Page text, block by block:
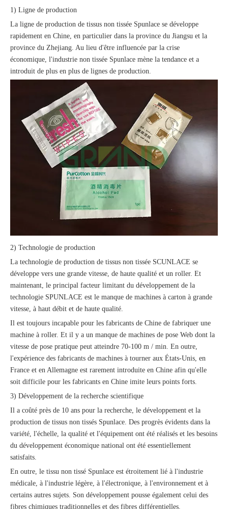
1) Ligne de production
La ligne de production de tissus non tissée Spunlace se développe
rapidement en Chine, en particulier dans la province du Jiangsu et la
province du Zhejiang. Au lieu d'être influencée par la crise
économique, l'industrie non tissée Spunlace mène la tendance et a
introduit de plus en plus de lignes de production.
2) Technologie de production
La technologie de production de tissus non tissée SCUNLACE se
développe vers une grande vitesse, de haute qualité et un roller. Et
maintenant, le principal facteur limitant du développement de la
technologie SPUNLACE est le manque de machines à carton à grande
vitesse, à haut débit et de haute qualité.
Il est toujours incapable pour les fabricants de Chine de fabriquer une
machine à roller. Et il y a un manque de machines de pose Web dont la
vitesse de pose pratique peut atteindre 70-100 m / min. En outre,
l'expérience des fabricants de machines à tourner aux États-Unis, en
France et en Allemagne est rarement introduite en Chine afin qu'elle
soit difficile pour les fabricants en Chine imite leurs points forts.
3) Développement de la recherche scientifique
Il a coûté près de 10 ans pour la recherche, le développement et la
production de tissus non tissés Spunlace. Des progrès évidents dans la
variété, l'échelle, la qualité et l'équipement ont été réalisés et les besoins
du développement économique national ont été essentiellement
satisfaits.
En outre, le tissu non tissé Spunlace est étroitement lié à l'industrie
médicale, à l'industrie légère, à l'électronique, à l'environnement et à
certains autres sujets. Son développement pousse également celui des
fibres chimiques traditionnelles et des fibres différentielles.